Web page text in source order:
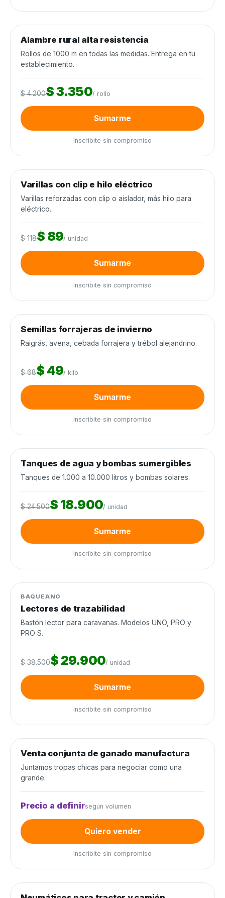
Alambrados y cercos
Alambre rural alta resistencia
Rollos de 1000 m en todas las medidas. Entrega en tu
establecimiento.
$ 4.200$ 3.350/ rollo
Sumarme
Inscribite sin compromiso
Alambrados y cercos
Varillas con clip e hilo eléctrico
Varillas reforzadas con clip o aislador, más hilo para
eléctrico.
$ 118$ 89/ unidad
Sumarme
Inscribite sin compromiso
Semillas y agroquímicos
Cierra en 6d
Semillas forrajeras de invierno
Raigrás, avena, cebada forrajera y trébol alejandrino.
$ 68$ 49/ kilo
Sumarme
Inscribite sin compromiso
Agua y riego
−23%
Cierra en 9d
Tanques de agua y bombas sumergibles
Tanques de 1.000 a 10.000 litros y bombas solares.
$ 24.500$ 18.900/ unidad
Sumarme
Inscribite sin compromiso
Manejo de ganado
BAQUEANO
Lectores de trazabilidad
Bastón lector para caravanas. Modelos UNO, PRO y
PRO S.
$ 38.500$ 29.900/ unidad
Sumarme
Inscribite sin compromiso
Venta conjunta
Venta conjunta de ganado manufactura
Juntamos tropas chicas para negociar como una
grande.
Precio a definirsegún volumen
Quiero vender
Inscribite sin compromiso
Neumáticos y baterías